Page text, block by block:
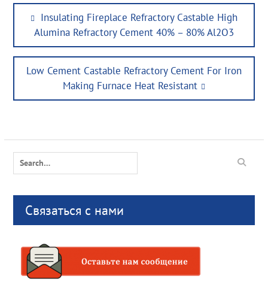
Post
navigation
Previous
post:
Insulating Fireplace Refractory Castable High
Alumina Refractory Cement 40% – 80% Al2O3
Next
Low Cement Castable Refractory Cement For Iron
Making Furnace Heat Resistant
Search
Связаться с нами